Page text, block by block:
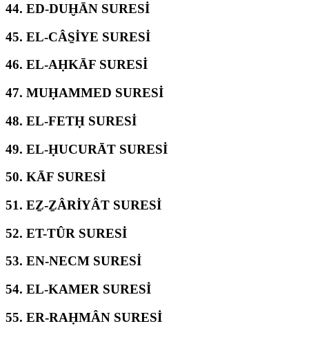
44. ED-DUḪĀN SURESİ
45. EL-CÂS̱İYE SURESİ
46. EL-AḤKĀF SURESİ
47. MUḤAMMED SURESİ
48. EL-FETḤ SURESİ
49. EL-ḤUCURĀT SURESİ
50. KĀF SURESİ
51. EẔ-ẔÂRİYÂT SURESİ
52. ET-TÛR SURESİ
53. EN-NECM SURESİ
54. EL-KAMER SURESİ
55. ER-RAḤMÂN SURESİ